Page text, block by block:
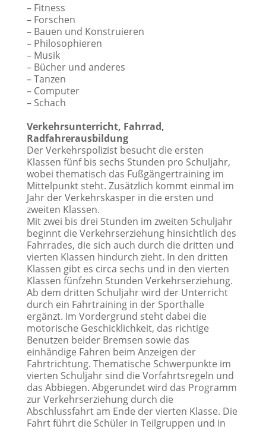
– Fitness
– Forschen
– Bauen und Konstruieren
– Philosophieren
– Musik
– Bücher und anderes
– Tanzen
– Computer
– Schach
Verkehrsunterricht, Fahrrad,
Radfahrerausbildung
Der Verkehrspolizist besucht die ersten
Klassen fünf bis sechs Stunden pro Schuljahr,
wobei thematisch das Fußgängertraining im
Mittelpunkt steht. Zusätzlich kommt einmal im
Jahr der Verkehrskasper in die ersten und
zweiten Klassen.
Mit zwei bis drei Stunden im zweiten Schuljahr
beginnt die Verkehrserziehung hinsichtlich des
Fahrrades, die sich auch durch die dritten und
vierten Klassen hindurch zieht. In den dritten
Klassen gibt es circa sechs und in den vierten
Klassen fünfzehn Stunden Verkehrserziehung.
Ab dem dritten Schuljahr wird der Unterricht
durch ein Fahrtraining in der Sporthalle
ergänzt. Im Vordergrund steht dabei die
motorische Geschicklichkeit, das richtige
Benutzen beider Bremsen sowie das
einhändige Fahren beim Anzeigen der
Fahrtrichtung. Thematische Schwerpunkte im
vierten Schuljahr sind die Vorfahrtsregeln und
das Abbiegen. Abgerundet wird das Programm
zur Verkehrserziehung durch die
Abschlussfahrt am Ende der vierten Klasse. Die
Fahrt führt die Schüler in Teilgruppen und in